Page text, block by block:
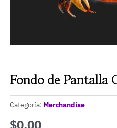
Fondo de Pantalla
Categoría: Merchandise
$0.00